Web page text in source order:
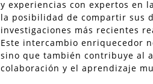
y experiencias con expertos en
la posibilidad de compartir sus
investigaciones más recientes
Este intercambio enriquecedor
sino que también contribuye al
colaboración y el aprendizaje